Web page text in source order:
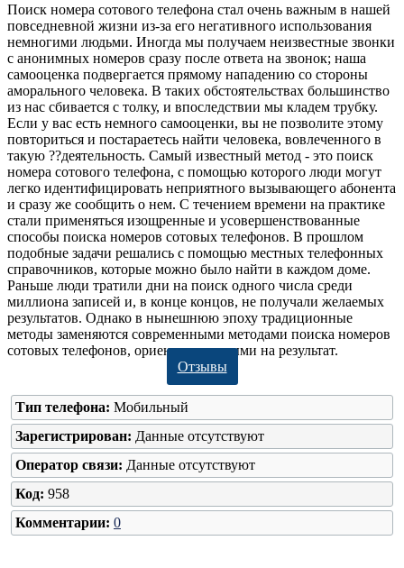
Поиск номера сотового телефона стал очень важным в нашей
повседневной жизни из-за его негативного использования
немногими людьми. Иногда мы получаем неизвестные звонки
с анонимных номеров сразу после ответа на звонок; наша
самооценка подвергается прямому нападению со стороны
аморального человека. В таких обстоятельствах большинство
из нас сбивается с толку, и впоследствии мы кладем трубку.
Если у вас есть немного самооценки, вы не позволите этому
повториться и постараетесь найти человека, вовлеченного в
такую ??деятельность. Самый известный метод - это поиск
номера сотового телефона, с помощью которого люди могут
легко идентифицировать неприятного вызывающего абонента
и сразу же сообщить о нем. С течением времени на практике
стали применяться изощренные и усовершенствованные
способы поиска номеров сотовых телефонов. В прошлом
подобные задачи решались с помощью местных телефонных
справочников, которые можно было найти в каждом доме.
Раньше люди тратили дни на поиск одного числа среди
миллиона записей и, в конце концов, не получали желаемых
результатов. Однако в нынешнюю эпоху традиционные
методы заменяются современными методами поиска номеров
сотовых телефонов, ориентированными на результат.
Отзывы
Тип телефона: Мобильный
Зарегистрирован: Данные отсутствуют
Оператор связи: Данные отсутствуют
Код: 958
Комментарии: 0